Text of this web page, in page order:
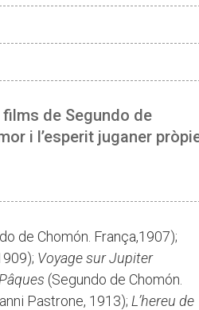
de Segundo de
i l’esperit juganer
de Chomón. França,1907);
Voyage sur Jupiter
(Segundo de Chomón.
Pastrone, 1913); L’hereu de